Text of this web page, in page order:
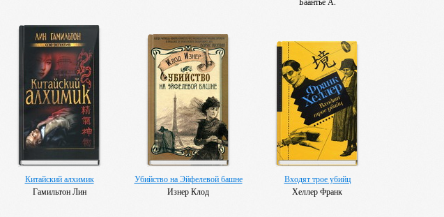
Китайский алхимик
Гамильтон Лин
Убийство на Эйфелевой башне
Изнер Клод
Входят трое убийц
Хеллер Франк